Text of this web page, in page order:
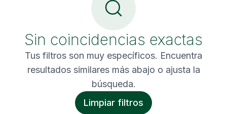
Sin coincidencias exactas
Tus filtros son muy específicos. Encuentra
resultados similares más abajo o ajusta la
búsqueda.
Limpiar filtros